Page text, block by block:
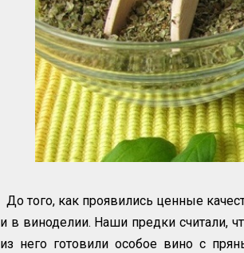
До того, как проявились ценные
и в виноделии. Наши предки считали,
из него готовили особое вино с